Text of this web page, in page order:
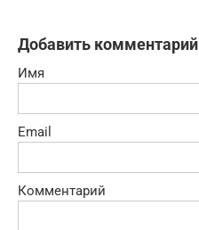
Добавить комментарий
Имя
Email
Комментарий